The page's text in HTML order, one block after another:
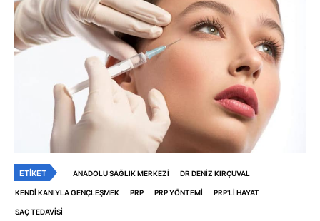
ETIKET ANADOLU SAĞLIK MERKEZI DR DENIZ KIRÇUVAL
KENDI KANIYLA GENÇLEŞMEK PRP PRP YÖNTEMI PRP'LI HAYAT
SAÇ TEDAVISI